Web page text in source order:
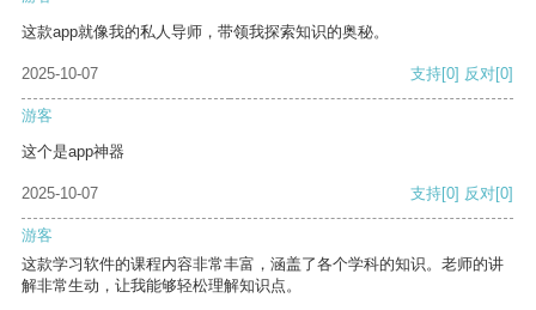
这款app就像我的私人导师，带领我探索知识的奥秘。
2025-10-07 支持[0] 反对[0]
游客
这个是app神器
2025-10-07 支持[0] 反对[0]
游客
这款学习软件的课程内容非常丰富，涵盖了各个学科的知识。老师的讲
解非常生动，让我能够轻松理解知识点。